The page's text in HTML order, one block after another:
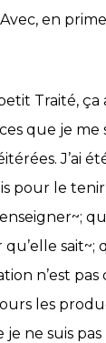
Avec, en
Traité,
que je
J’ai
pour le
sait~;
n’est pas
les
ne suis